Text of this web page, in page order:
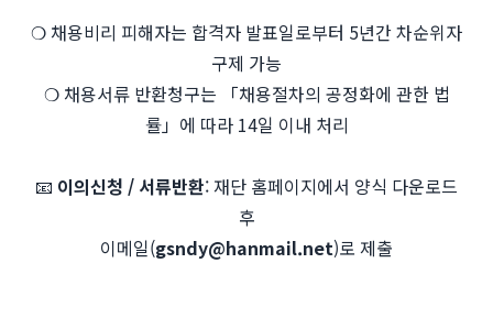
❍ 채용비리 피해자는 합격자 발표일로부터 5년간 차순위자
구제 가능
❍ 채용서류 반환청구는 「채용절차의 공정화에 관한 법
률」에 따라 14일 이내 처리
📧 이의신청 / 서류반환: 재단 홈페이지에서 양식 다운로드
후
이메일(gsndy@hanmail.net)로 제출